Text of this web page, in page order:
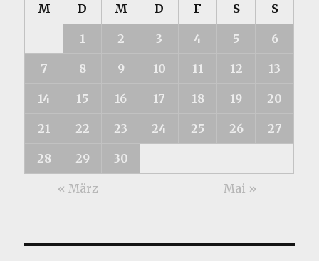
M D M D F S S
1 2 3 4 5 6
7 8 9 10 11 12 13
14 15 16 17 18 19 20
21 22 23 24 25 26 27
28 29 30
« März Mai »